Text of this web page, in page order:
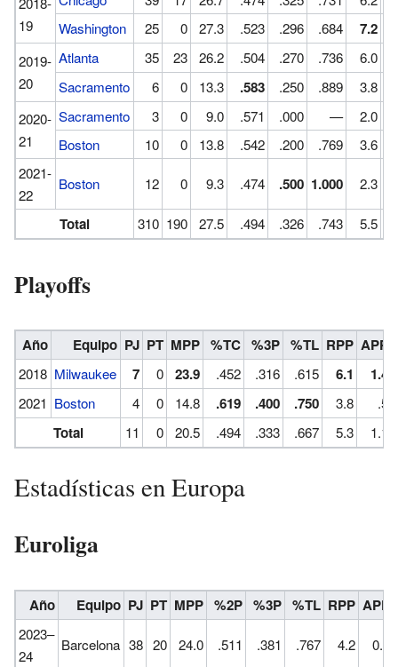
19
Washington
25 0 27.3 .523 .296 .684 7.2
2019-
20
Atlanta 35 23 26.2 .504 .270 .736 6.0
Sacramento
6 0 13.3 .583 .250 .889 3.8
2020-
21
Sacramento 3 0 9.0 .571 .000 —
2.0
Boston
10 0 13.8 .542 .200 .769 3.6
2021-
22
Boston 12 0 9.3 .474 .500 1.000 2.3
Total 310 190 27.5 .494 .326 .743 5.5
Playoffs
Año Equipo PJ PT MPP %TC %3P %TL RPP APP
2018 Milwaukee 7 0 23.9 .452 .316 .615 6.1 1.4
2021 Boston 4 0 14.8 .619 .400 .750 3.8 .5
Total 11 0 20.5 .494 .333 .667 5.3 1.1
Estadísticas en Europa
Euroliga
Año Equipo PJ PT MPP %2P %3P %TL RPP APP
2023–
24
Barcelona 38 20 24.0 .511 .381 .767 4.2 0.7